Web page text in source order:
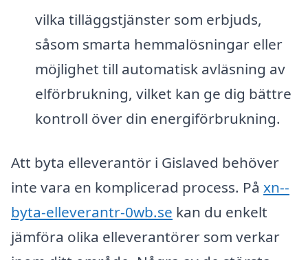
vilka tilläggstjänster som erbjuds,
såsom smarta hemmalösningar eller
möjlighet till automatisk avläsning av
elförbrukning, vilket kan ge dig bättre
kontroll över din energiförbrukning.
Att byta elleverantör i Gislaved behöver
inte vara en komplicerad process. På xn--
byta-elleverantr-0wb.se kan du enkelt
jämföra olika elleverantörer som verkar